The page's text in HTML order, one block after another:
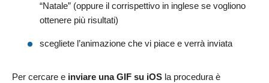
“Natale” (oppure il corrispettivo in inglese se vogliono
ottenere più risultati)
scegliete l’animazione che vi piace e verrà inviata
Per cercare e inviare una GIF su iOS la procedura è